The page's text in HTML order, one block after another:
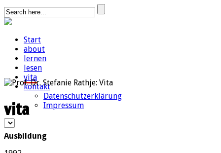
Start
about
lernen
lesen
vita
kontakt
Datenschutzerklärung
Impressum
vita
Ausbildung